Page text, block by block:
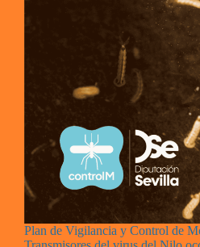
Plan de Vigilancia y Control de